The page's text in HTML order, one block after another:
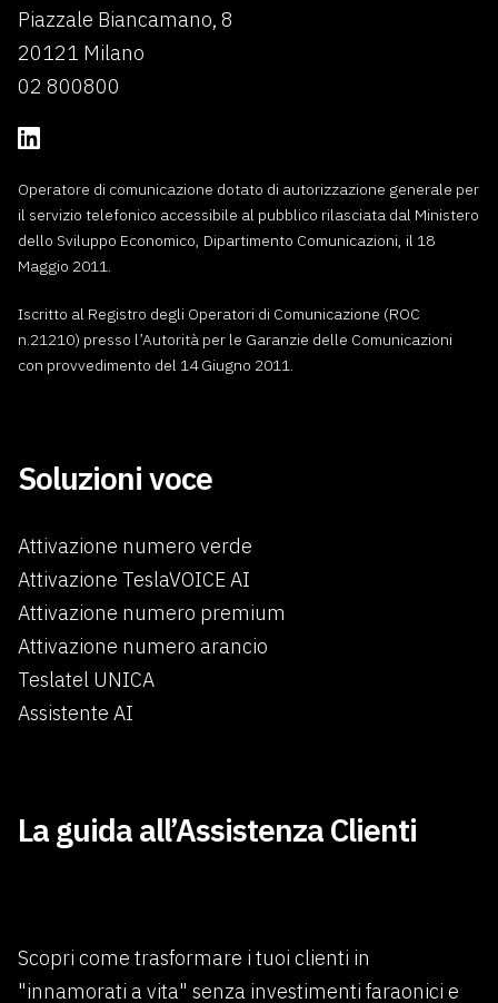
Piazzale Biancamano, 8
20121 Milano
02 800800
Operatore di comunicazione dotato di autorizzazione generale per
il servizio telefonico accessibile al pubblico rilasciata dal Ministero
dello Sviluppo Economico, Dipartimento Comunicazioni, il 18
Maggio 2011.
Iscritto al Registro degli Operatori di Comunicazione (ROC
n.21210) presso l’Autorità per le Garanzie delle Comunicazioni
con provvedimento del 14 Giugno 2011.
Soluzioni voce
Attivazione numero verde
Attivazione TeslaVOICE AI
Attivazione numero premium
Attivazione numero arancio
Teslatel UNICA
Assistente AI
La guida all’Assistenza Clienti
Scopri come trasformare i tuoi clienti in
"innamorati a vita" senza investimenti faraonici e
Benvenuti in Teslatel.